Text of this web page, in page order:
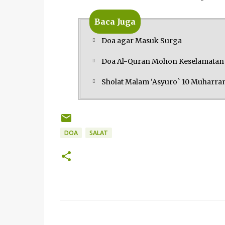
Baca Juga
Doa agar Masuk Surga
Doa Al-Quran Mohon
Sholat Malam ‘Asyuro` 10
DOA SALAT